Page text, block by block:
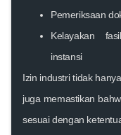
Pemeriksaan
Kelayakan
instansi
Izin industri tidak
juga memastikan
sesuai dengan